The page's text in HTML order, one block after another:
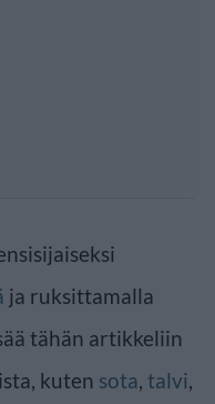
ja ruksittamalla
tähän artikkeliin
kuten sota, talvi,